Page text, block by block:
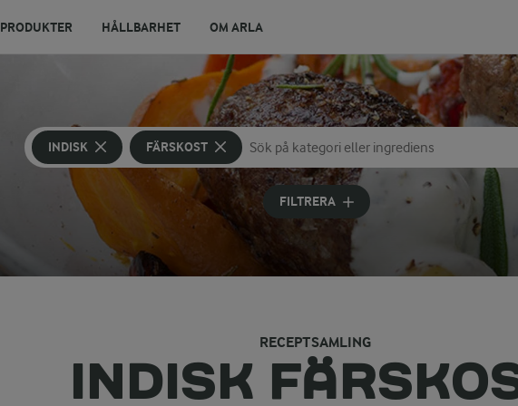
PRODUKTER HÅLLBARHET OM ARLA
INDISK FÄRSKOST
Sök på kategori eller ingrediens
Skriv in sökord för att få förslag
FILTRERA
RECEPTSAMLING
INDISK